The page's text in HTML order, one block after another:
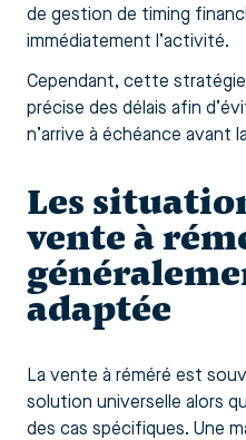
de gestion de timing
immédiatement l’activité.
Cependant, cette
précise des délais afin
n’arrive à échéance avant
Les
vente à
adaptée
La vente à réméré est
solution universelle alors
des cas spécifiques. Une